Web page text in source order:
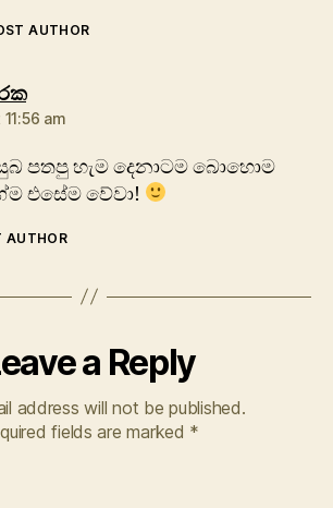
AUTHOR
says:
11:56 am
පතපු හැම දෙනාටම බොහොම
එසේම වේවා!
AUTHOR
a Reply
address will not be published.
fields are marked *